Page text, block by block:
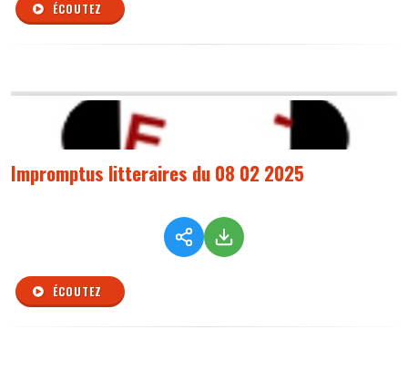
ÉCOUTEZ
Impromptus litteraires du 08 02 2025
ÉCOUTEZ